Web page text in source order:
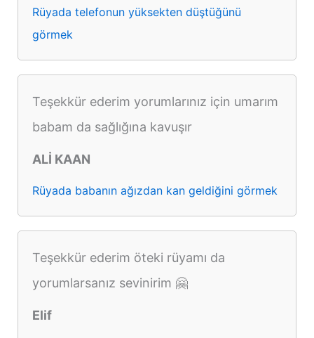
Rüyada telefonun yüksekten düştüğünü
görmek
Teşekkür ederim yorumlarınız için umarım
babam da sağlığına kavuşır
ALİ KAAN
Rüyada babanın ağızdan kan geldiğini görmek
Teşekkür ederim öteki rüyamı da
yorumlarsanız sevinirim 🤗
Elif